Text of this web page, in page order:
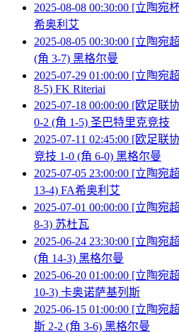
2025-08-08 00:30:00 [立陶宛
希奥利艾
2025-08-05 00:30:00 [立陶宛
(角 3-7) 黑格尔曼
2025-07-29 01:00:00 [立陶宛
8-5) FK Riteriai
2025-07-18 00:00:00 [欧足联
0-2 (角 1-5) 圣巴特里克竞技
2025-07-11 02:45:00 [欧足
竞技 1-0 (角 6-0) 黑格尔曼
2025-07-05 23:00:00 [立陶宛
13-4) FA希奥利艾
2025-07-01 00:00:00 [立陶宛
8-3) 苏杜瓦
2025-06-24 23:30:00 [立陶宛
(角 14-3) 黑格尔曼
2025-06-20 01:00:00 [立陶宛
10-3) 卡奥诺萨基列斯
2025-06-15 01:00:00 [立陶宛
斯 2-2 (角 3-6) 黑格尔曼